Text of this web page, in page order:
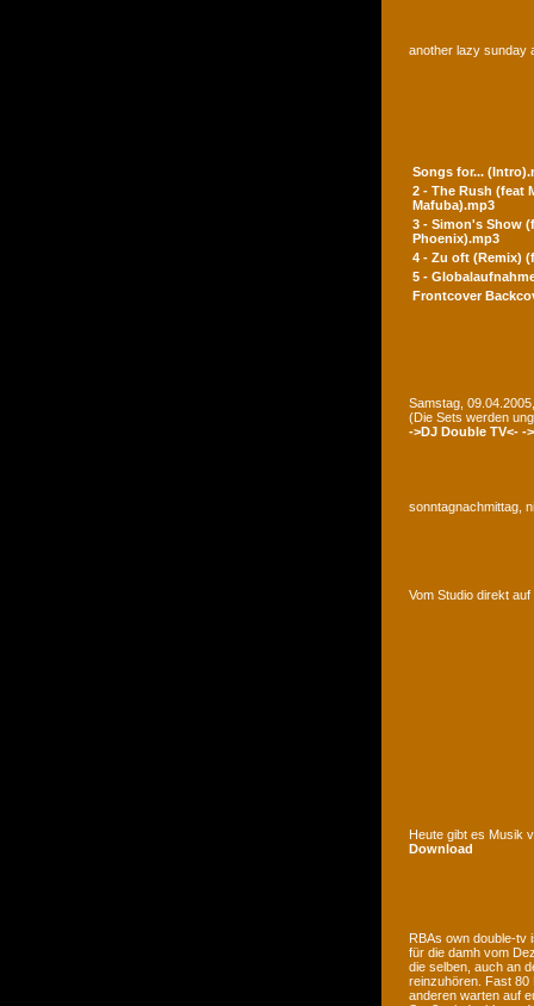
another lazy sunday
Songs for...
2 - The Rush (feat
Mafuba).mp3
3 - Simon's Show
Phoenix).mp3
4 - Zu oft (Remix)
5 -
Frontcover
Samstag,
(Die Sets werden
->DJ Double TV<- -
sonntagnachmittag,
Vom Studio direkt
Heute gibt es Musik
Download
RBAs own double-tv
für die damh vom
die selben, auch an
reinzuhören. Fast 80
anderen warten auf